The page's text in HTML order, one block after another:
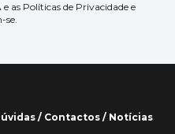
as Políticas de Privacidade e
se.
/ Contactos / Notícias